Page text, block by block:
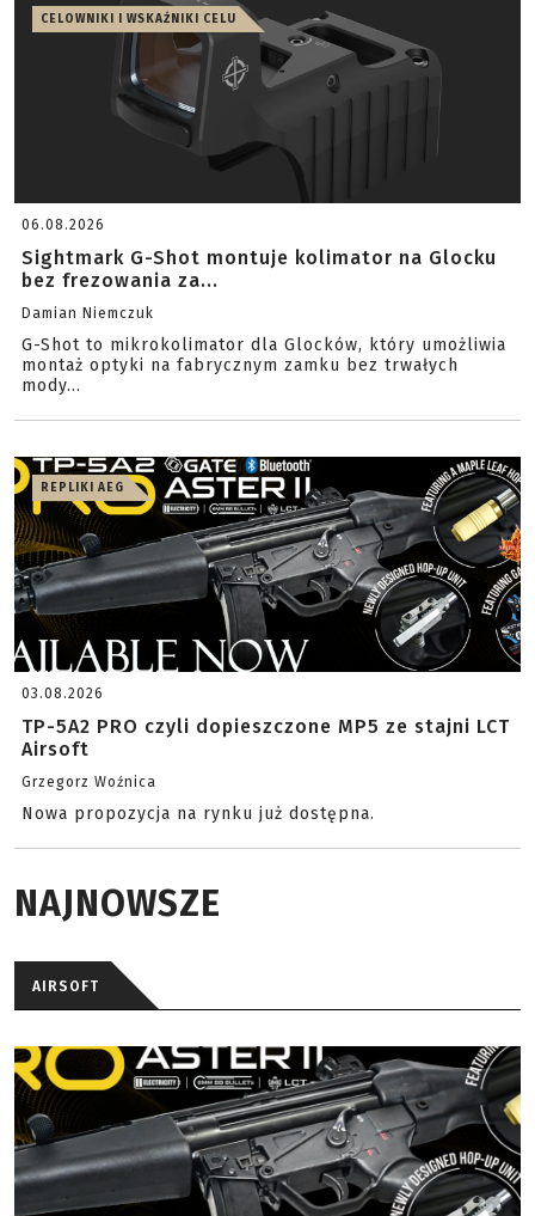
CELOWNIKI I WSKAŹNIKI CELU
06.08.2026
Sightmark G-Shot montuje kolimator na Glocku
bez frezowania za...
Damian Niemczuk
G-Shot to mikrokolimator dla Glocków, który umożliwia
montaż optyki na fabrycznym zamku bez trwałych
mody...
REPLIKI AEG
03.08.2026
TP-5A2 PRO czyli dopieszczone MP5 ze stajni LCT
Airsoft
Grzegorz Woźnica
Nowa propozycja na rynku już dostępna.
NAJNOWSZE
AIRSOFT